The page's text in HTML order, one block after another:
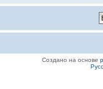
Создано на основе